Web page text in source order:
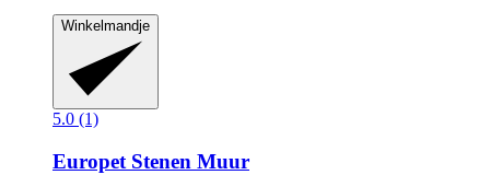
Winkelmandje
5.0 (1)
Europet Stenen Muur